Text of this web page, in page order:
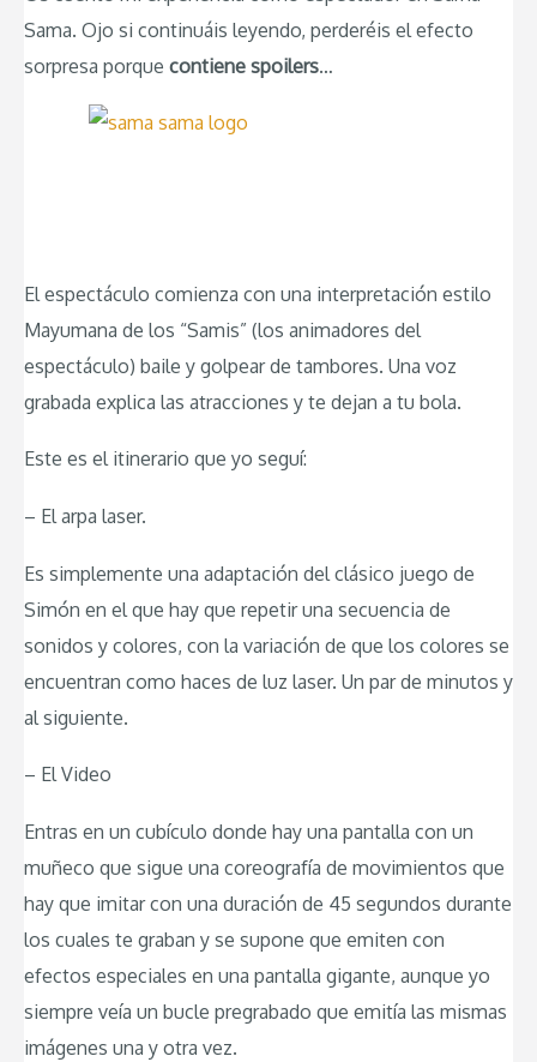
Sama. Ojo si continuáis leyendo, perderéis el efecto
sorpresa porque contiene spoilers…
El espectáculo comienza con una interpretación estilo
Mayumana de los “Samis” (los animadores del
espectáculo) baile y golpear de tambores. Una voz
grabada explica las atracciones y te dejan a tu bola.
Este es el itinerario que yo seguí:
– El arpa laser.
Es simplemente una adaptación del clásico juego de
Simón en el que hay que repetir una secuencia de
sonidos y colores, con la variación de que los colores se
encuentran como haces de luz laser. Un par de minutos y
al siguiente.
– El Video
Entras en un cubículo donde hay una pantalla con un
muñeco que sigue una coreografía de movimientos que
hay que imitar con una duración de 45 segundos durante
los cuales te graban y se supone que emiten con
efectos especiales en una pantalla gigante, aunque yo
siempre veía un bucle pregrabado que emitía las mismas
imágenes una y otra vez.